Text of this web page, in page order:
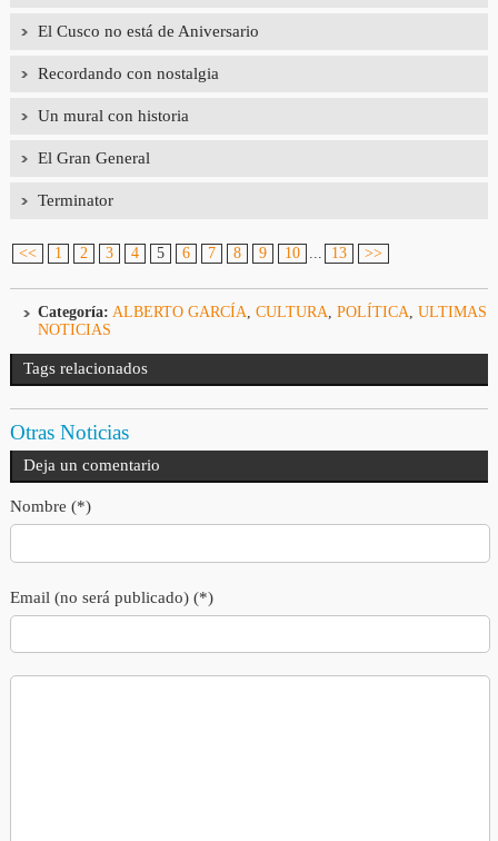
El Cusco no está de Aniversario
Recordando con nostalgia
Un mural con historia
El Gran General
Terminator
<< 1 2 3 4 5 6 7 8 9 10 ... 13 >>
Categoría: ALBERTO GARCÍA, CULTURA, POLÍTICA, ULTIMAS
NOTICIAS
Tags relacionados
Otras Noticias
Deja un comentario
Nombre (*)
Email (no será publicado) (*)